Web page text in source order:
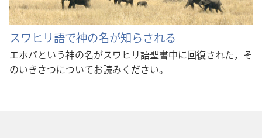
スワヒリ語で神の名が知らされる
エホバという神の名がスワヒリ語聖書中に回復された，そ
のいきさつについてお読みください。